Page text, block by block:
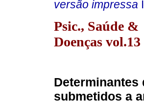
versão impressa
Psic., Saúde &
Doenças
Determinantes
submetidos a